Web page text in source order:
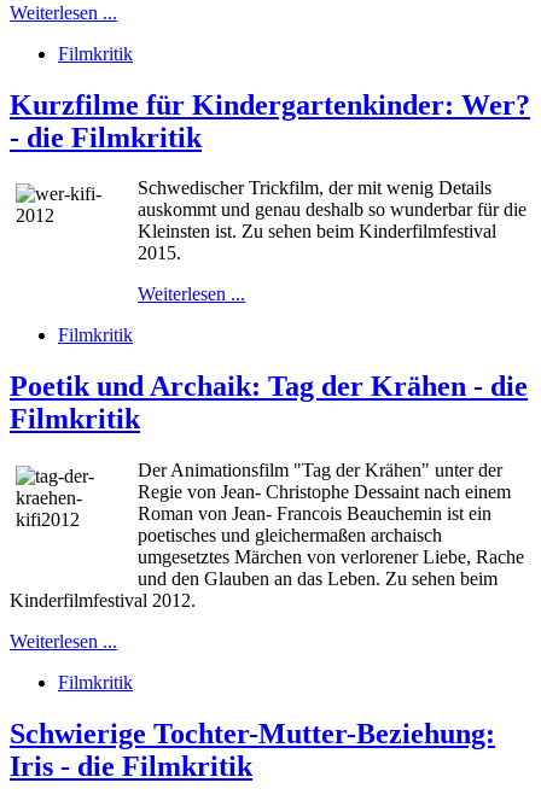
Weiterlesen ...
Filmkritik
Kurzfilme für Kindergartenkinder: Wer?
- die Filmkritik
Schwedischer Trickfilm, der mit wenig Details
auskommt und genau deshalb so wunderbar für die
Kleinsten ist. Zu sehen beim Kinderfilmfestival
2015.
Weiterlesen ...
Filmkritik
Poetik und Archaik: Tag der Krähen - die
Filmkritik
Der Animationsfilm "Tag der Krähen" unter der
Regie von Jean- Christophe Dessaint nach einem
Roman von Jean- Francois Beauchemin ist ein
poetisches und gleichermaßen archaisch
umgesetztes Märchen von verlorener Liebe, Rache
und den Glauben an das Leben. Zu sehen beim
Kinderfilmfestival 2012.
Weiterlesen ...
Filmkritik
Schwierige Tochter-Mutter-Beziehung:
Iris - die Filmkritik